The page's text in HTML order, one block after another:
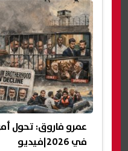
عمرو فاروق: تحول
في 2026|فيديو